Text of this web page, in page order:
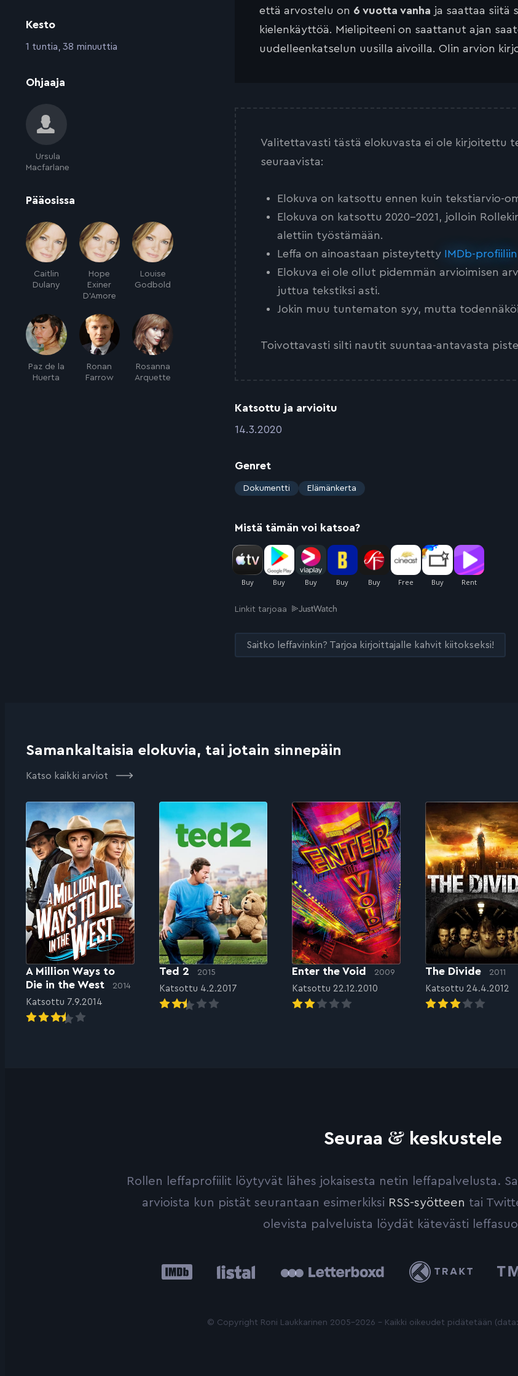
Kesto
:1 tuntia, 38 minuuttia
Ohjaaja
Ursula
Macfarlane
Pääosissa
Caitlin
Dulany
Hope
Exiner
D'Amore
Louise
Godbold
Paz de la
Huerta
Ronan
Farrow
Rosanna
Arquette
että arvostelu on 6 vuotta vanha ja saattaa siitä
kielenkäyttöä. Mielipiteeni on saattanut ajan
uudelleenkatselun uusilla aivoilla. Olin arvion
Valitettavasti tästä elokuvasta ei ole kirjoitettu
seuraavista:
Elokuva on katsottu ennen kuin tekstiarvio-
Elokuva on katsottu 2020-2021, jolloin
alettiin työstämään.
Leffa on ainoastaan pisteytetty IMDb-profiiliin
Elokuva ei ole ollut pidemmän arvioimisen
juttua tekstiksi asti.
Jokin muu tuntematon syy, mutta
Toivottavasti silti nautit suuntaa-antavasta
Katsottu ja arvioitu
:14.3.2020
Genret
:
Dokumentti Elämänkerta
Mistä tämän voi katsoa?
Linkit tarjoaa
Saitko leffavinkin? Tarjoa kirjoittajalle kahvit kiitokseksi!
Samankaltaisia elokuvia, tai jotain sinnepäin
Katso kaikki arviot
A Million Ways to
Die in the West
2014
Katsottu 7.9.2014
Ted 2 2015
Katsottu 4.2.2017
Enter the Void 2009
Katsottu 22.12.2010
The Divide 2011
Katsottu 24.4.2012
Seuraa & keskustele
Rollen leffaprofiilit löytyvät lähes jokaisesta netin leffapalvelusta.
arvioista kun pistät seurantaan esimerkiksi RSS-syötteen tai
olevista palveluista löydät kätevästi
IMDb Trakt
© Copyright Roni Laukkarinen 2005-2026 - Kaikki oikeudet pidätetään (data: